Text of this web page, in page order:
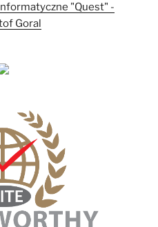
"Quest" -
Goral